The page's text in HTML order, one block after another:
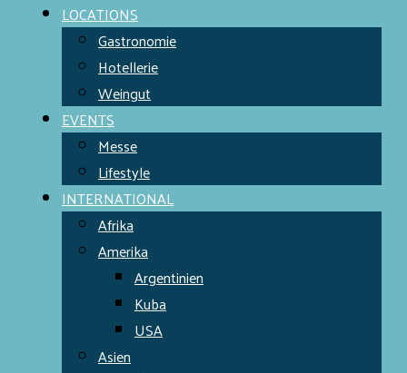
LOCATIONS
Gastronomie
Hotellerie
Weingut
EVENTS
Messe
Lifestyle
INTERNATIONAL
Afrika
Amerika
Argentinien
Kuba
USA
Asien